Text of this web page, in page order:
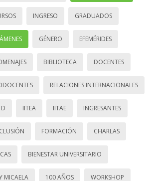
INGRESO GRADUADOS
GÉNERO EFEMÉRIDES
BIBLIOTECA DOCENTES
RELACIONES INTERNACIONALES
IITEA IITAE INGRESANTES
FORMACIÓN CHARLAS
BIENESTAR UNIVERSITARIO
MICAELA 100 AÑOS WORKSHOP